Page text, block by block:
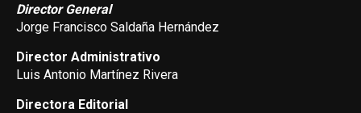
Director General
Jorge Francisco Saldaña Hernández
Director Administrativo
Luis Antonio Martínez Rivera
Directora Editorial